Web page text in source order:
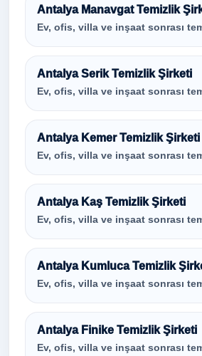
Antalya Manavgat Temizlik
Ev, ofis, villa ve inşaat sonrası
Antalya Serik Temizlik Şirketi
Ev, ofis, villa ve inşaat sonrası
Antalya Kemer Temizlik Şirketi
Ev, ofis, villa ve inşaat sonrası
Antalya Kaş Temizlik Şirketi
Ev, ofis, villa ve inşaat sonrası
Antalya Kumluca Temizlik
Ev, ofis, villa ve inşaat sonrası
Antalya Finike Temizlik Şirketi
Ev, ofis, villa ve inşaat sonrası